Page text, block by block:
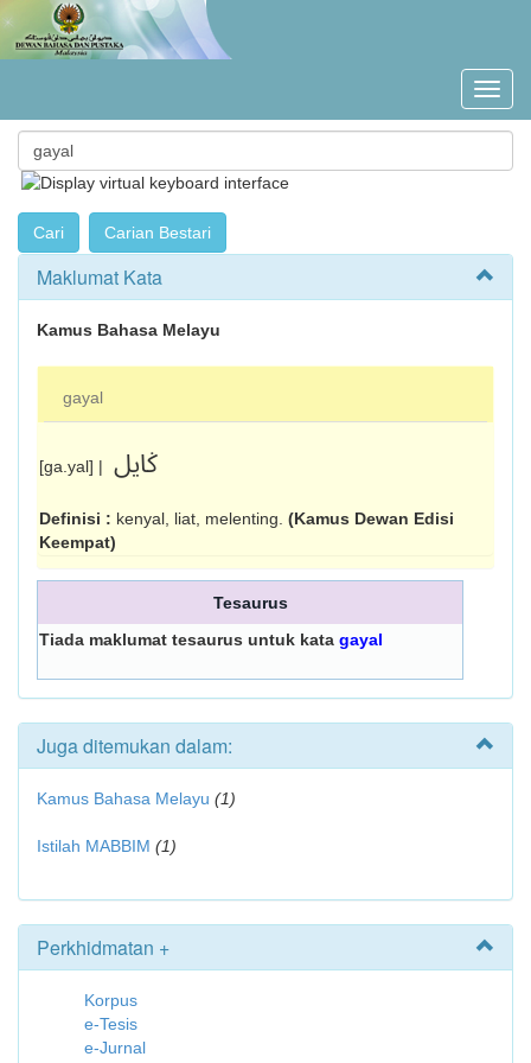
Maklumat Kata
Kamus Bahasa Melayu
gayal
[ga.yal] | ݢايل
Definisi : kenyal, liat, melenting. (Kamus Dewan Edisi
Keempat)
Tesaurus
Tiada maklumat tesaurus untuk kata gayal
Juga ditemukan dalam:
Kamus Bahasa Melayu (1)
Istilah MABBIM (1)
Perkhidmatan +
Korpus
e-Tesis
e-Jurnal